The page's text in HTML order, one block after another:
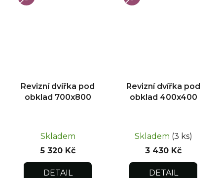
Revizní dvířka pod
obklad 700x800
Skladem
5 320 Kč
DETAIL
Revizní dvířka pod
obklad 400x400
Skladem (3 ks)
3 430 Kč
DETAIL